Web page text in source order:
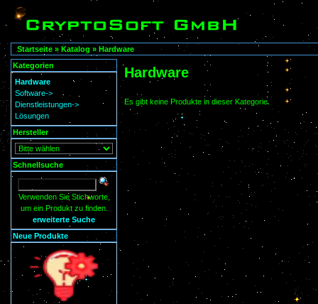
Startseite » Katalog » Hardware
Hardware
Es gibt keine Produkte in dieser Kategorie.
Kategorien
Hardware
Software->
Dienstleistungen->
Lösungen
Hersteller
Schnellsuche
Verwenden Sie Stichworte,
um ein Produkt zu finden.
erweiterte Suche
Neue Produkte